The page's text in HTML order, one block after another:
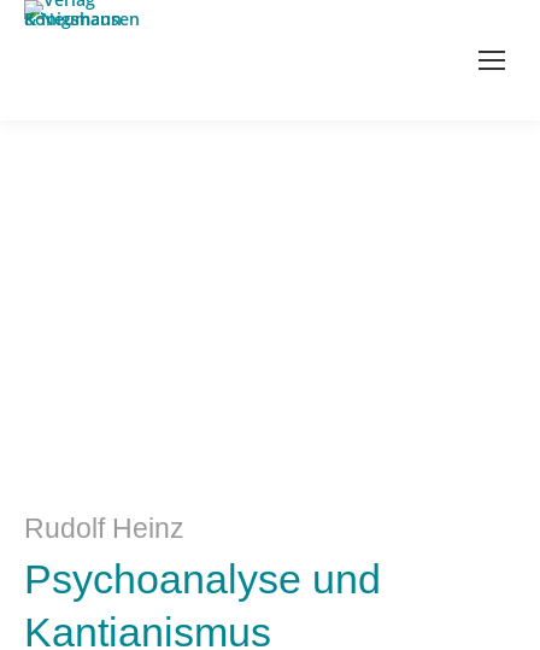
Rudolf Heinz
Psychoanalyse und
Kantianismus